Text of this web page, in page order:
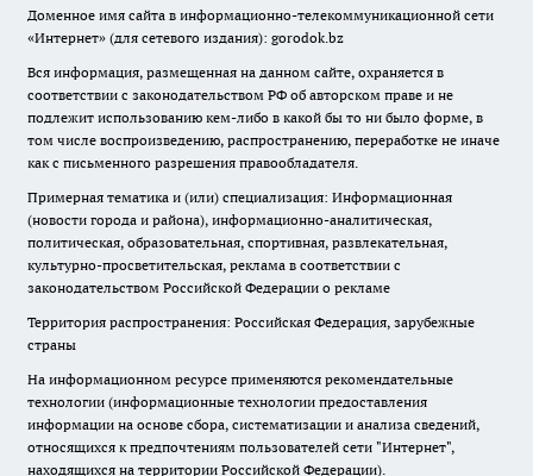
Доменное имя сайта в информационно-телекоммуникационной сети
«Интернет» (для сетевого издания): gorodok.bz
Вся информация, размещенная на данном сайте, охраняется в
соответствии с законодательством РФ об авторском праве и не
подлежит использованию кем-либо в какой бы то ни было форме, в
том числе воспроизведению, распространению, переработке не иначе
как с письменного разрешения правообладателя.
Примерная тематика и (или) специализация: Информационная
(новости города и района), информационно-аналитическая,
политическая, образовательная, спортивная, развлекательная,
культурно-просветительская, реклама в соответствии с
законодательством Российской Федерации о рекламе
Территория распространения: Российская Федерация, зарубежные
страны
На информационном ресурсе применяются рекомендательные
технологии (информационные технологии предоставления
информации на основе сбора, систематизации и анализа сведений,
относящихся к предпочтениям пользователей сети "Интернет",
находящихся на территории Российской Федерации).